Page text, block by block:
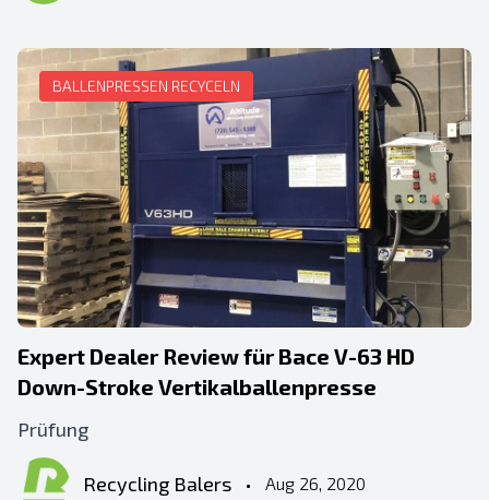
BALLENPRESSEN RECYCELN
Expert Dealer Review für Bace V-63 HD
Down-Stroke Vertikalballenpresse
Prüfung
Recycling Balers • Aug 26, 2020